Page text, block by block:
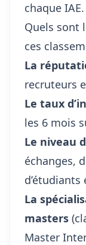
chaque IAE.
Quels sont
ces
La
recruteurs
Le taux
les 6 mois
Le niveau
échanges,
d’étudiants
La
masters
Master